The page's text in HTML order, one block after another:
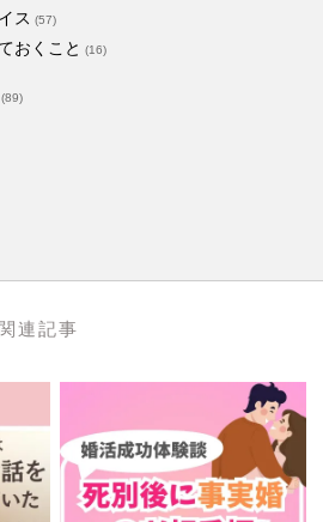
ス (57)
おくこと (16)
(89)
関連記事